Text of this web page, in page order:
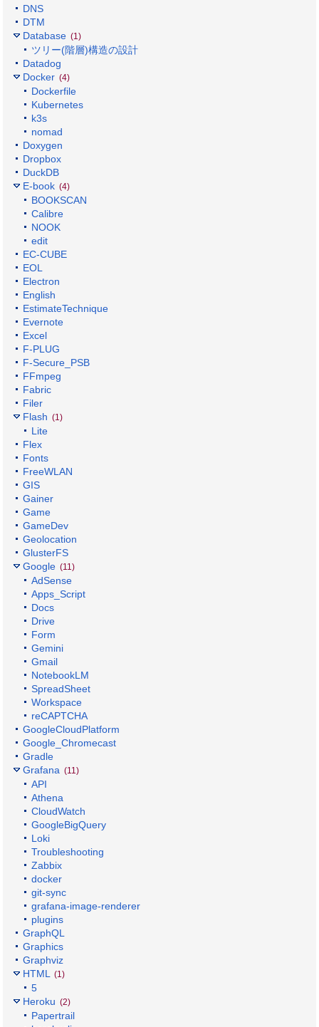
DNS
DTM
Database (1)
ツリー(階層)構造の設計
Datadog
Docker (4)
Dockerfile
Kubernetes
k3s
nomad
Doxygen
Dropbox
DuckDB
E-book (4)
BOOKSCAN
Calibre
NOOK
edit
EC-CUBE
EOL
Electron
English
EstimateTechnique
Evernote
Excel
F-PLUG
F-Secure_PSB
FFmpeg
Fabric
Filer
Flash (1)
Lite
Flex
Fonts
FreeWLAN
GIS
Gainer
Game
GameDev
Geolocation
GlusterFS
Google (11)
AdSense
Apps_Script
Docs
Drive
Form
Gemini
Gmail
NotebookLM
SpreadSheet
Workspace
reCAPTCHA
GoogleCloudPlatform
Google_Chromecast
Gradle
Grafana (11)
API
Athena
CloudWatch
GoogleBigQuery
Loki
Troubleshooting
Zabbix
docker
git-sync
grafana-image-renderer
plugins
GraphQL
Graphics
Graphviz
HTML
(1)
5
Heroku (2)
Papertrail